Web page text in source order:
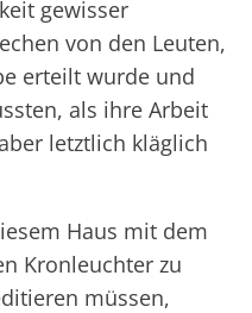
gewisser
von den Leuten,
erteilt wurde und
als ihre Arbeit
letztlich kläglich
Haus mit dem
Kronleuchter zu
müssen,